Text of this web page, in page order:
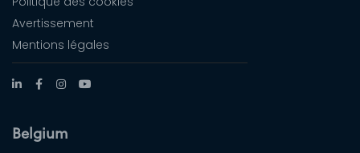
Avertissement
Mentions légales
Belgium